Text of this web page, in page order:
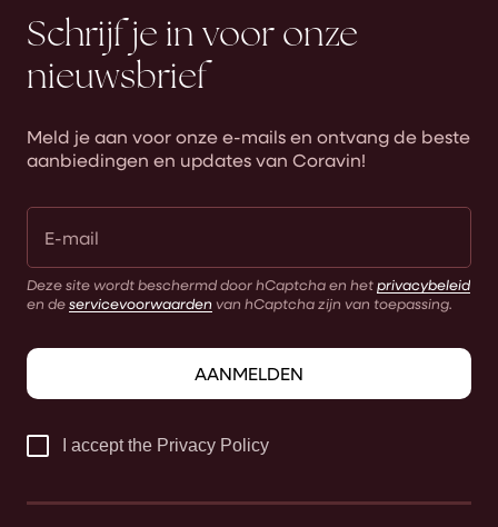
Schrijf je in voor onze
nieuwsbrief
Meld je aan voor onze e-mails en ontvang de beste
aanbiedingen en updates van Coravin!
Deze site wordt beschermd door hCaptcha en hetprivacybeleid
en deservicevoorwaarden van hCaptcha zijn van toepassing.
AANMELDEN
I accept the Privacy Policy